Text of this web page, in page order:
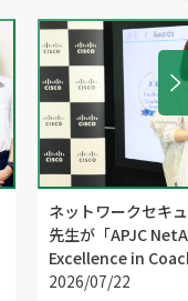
ネットワークセキ
先生が「APJC
Excellence in
2026/07/22